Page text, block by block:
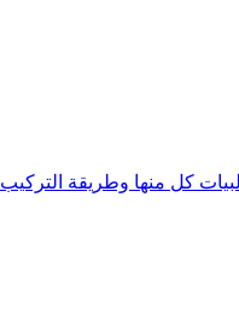
كل منها وطريقة التركيب